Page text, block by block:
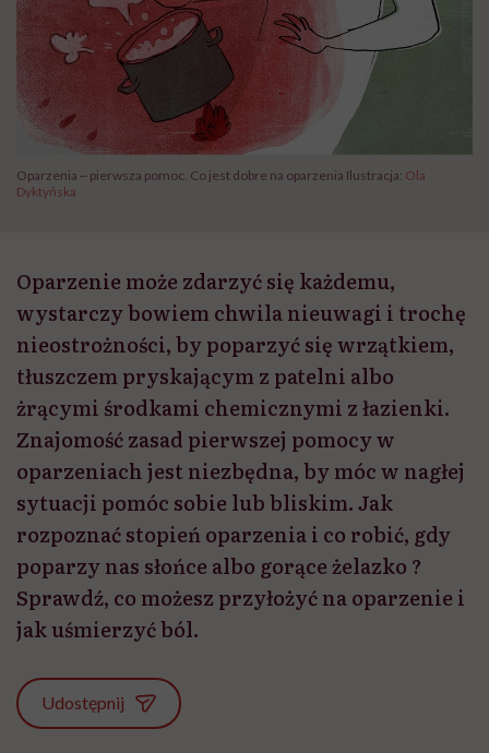
Oparzenia ‒ pierwsza pomoc. Co jest dobre na oparzenia Ilustracja: Ola
Dyktyńska
Oparzenie może zdarzyć się każdemu,
wystarczy bowiem chwila nieuwagi i trochę
nieostrożności, by poparzyć się wrzątkiem,
tłuszczem pryskającym z patelni albo
żrącymi środkami chemicznymi z łazienki.
Znajomość zasad pierwszej pomocy w
oparzeniach jest niezbędna, by móc w nagłej
sytuacji pomóc sobie lub bliskim. Jak
rozpoznać stopień oparzenia i co robić, gdy
poparzy nas słońce albo gorące żelazko ?
Sprawdź, co możesz przyłożyć na oparzenie i
jak uśmierzyć ból.
Udostępnij